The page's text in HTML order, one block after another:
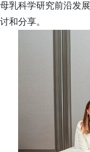
母乳科学研究前沿发
讨和分享。